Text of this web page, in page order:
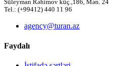
Süleyman Rəhimov küç.,186, Mən. 24
Tel.: (+99412) 440 11 96
agency@turan.az
Faydalı